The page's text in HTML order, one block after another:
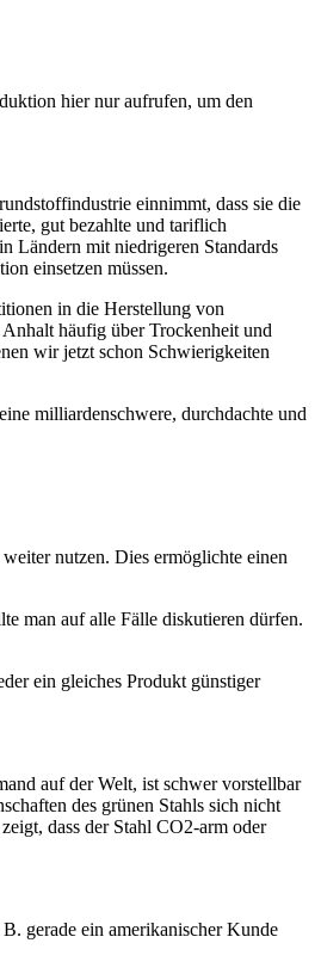
hier nur aufrufen, um den
einnimmt, dass sie die
gut bezahlte und tariflich
Ländern mit niedrigeren Standards
einsetzen müssen.
in die Herstellung von
häufig über Trockenheit und
wir jetzt schon Schwierigkeiten
milliardenschwere, durchdachte und
nutzen. Dies ermöglichte einen
man auf alle Fälle diskutieren dürfen.
ein gleiches Produkt günstiger
auf der Welt, ist schwer vorstellbar
des grünen Stahls sich nicht
dass der Stahl CO2-arm oder
gerade ein amerikanischer Kunde